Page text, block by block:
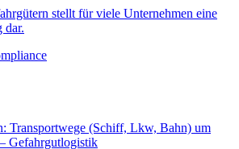
stellt für viele Unternehmen eine
dar.